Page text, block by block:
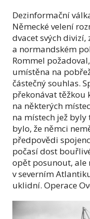
Dezinformační
Německé velení
dvacet svých
a normandském
Rommel
umístěna na
částečný souhlas.
překonávat
na některých
na místech jež
bylo, že němci
předpovědi
počasí dost
opět posunout, ale
v severním
uklidní. Operace